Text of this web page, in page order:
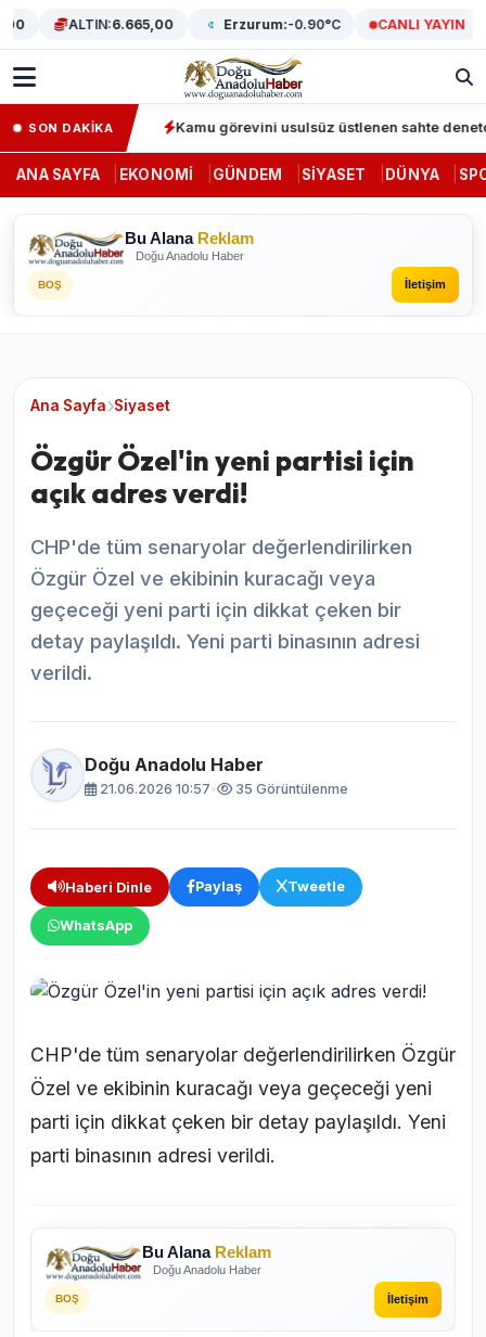
ALTIN:6.665,00 Erzurum:-0.90°C CANLI YAYIN
SON DAKİKA
64 gözaltı Kamu görevini usulsüz üstlenen sahte
ANA SAYFA EKONOMI GÜNDEM SIYASET DÜNYA
Bu Alana Reklam
Doğu Anadolu Haber
BOŞ İletişim
Ana Sayfa Siyaset
Özgür Özel'in yeni partisi için
açık adres verdi!
CHP'de tüm senaryolar değerlendirilirken
Özgür Özel ve ekibinin kuracağı veya
geçeceği yeni parti için dikkat çeken bir
detay paylaşıldı. Yeni parti binasının adresi
verildi.
Doğu Anadolu Haber
21.06.2026 10:57• 35 Görüntülenme
Haberi Dinle Paylaş Tweetle
WhatsApp
CHP'de tüm senaryolar değerlendirilirken Özgür
Özel ve ekibinin kuracağı veya geçeceği yeni
parti için dikkat çeken bir detay paylaşıldı. Yeni
parti binasının adresi verildi.
Bu Alana Reklam
Doğu Anadolu Haber
BOŞ İletişim